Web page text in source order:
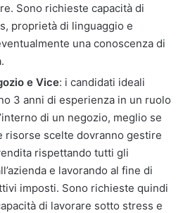
Sono richieste capacità di
proprietà di linguaggio e
una conoscenza di
e Vice: i candidati ideali
3 anni di esperienza in un ruolo
di un negozio, meglio se
risorse scelte dovranno gestire
rispettando tutti gli
e lavorando al fine di
imposti. Sono richieste quindi
di lavorare sotto stress e